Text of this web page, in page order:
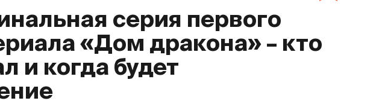
серия первого
«Дом дракона» – кто
и когда будет